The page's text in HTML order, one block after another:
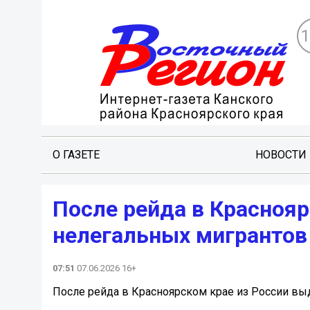
О ГАЗЕТЕ НОВОСТИ
После рейда в
нелегальных мигрантов
07:51 07.06.2026 16+
После рейда в Красноярском крае из России